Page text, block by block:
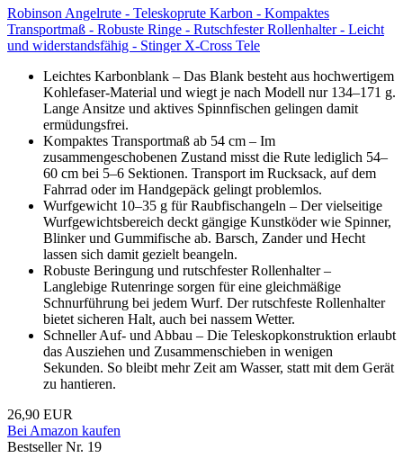
Robinson Angelrute - Teleskoprute Karbon - Kompaktes
Transportmaß - Robuste Ringe - Rutschfester Rollenhalter - Leicht
und widerstandsfähig - Stinger X-Cross Tele
Leichtes Karbonblank – Das Blank besteht aus hochwertigem
Kohlefaser-Material und wiegt je nach Modell nur 134–171 g.
Lange Ansitze und aktives Spinnfischen gelingen damit
ermüdungsfrei.
Kompaktes Transportmaß ab 54 cm – Im
zusammengeschobenen Zustand misst die Rute lediglich 54–
60 cm bei 5–6 Sektionen. Transport im Rucksack, auf dem
Fahrrad oder im Handgepäck gelingt problemlos.
Wurfgewicht 10–35 g für Raubfischangeln – Der vielseitige
Wurfgewichtsbereich deckt gängige Kunstköder wie Spinner,
Blinker und Gummifische ab. Barsch, Zander und Hecht
lassen sich damit gezielt beangeln.
Robuste Beringung und rutschfester Rollenhalter –
Langlebige Rutenringe sorgen für eine gleichmäßige
Schnurführung bei jedem Wurf. Der rutschfeste Rollenhalter
bietet sicheren Halt, auch bei nassem Wetter.
Schneller Auf- und Abbau – Die Teleskopkonstruktion erlaubt
das Ausziehen und Zusammenschieben in wenigen
Sekunden. So bleibt mehr Zeit am Wasser, statt mit dem Gerät
zu hantieren.
26,90 EUR
Bei Amazon kaufen
Bestseller Nr. 19